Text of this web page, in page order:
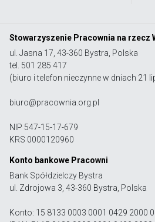
Stowarzyszenie Pracownia na rzecz
ul. Jasna 17, 43-360 Bystra, Polska
tel. 501 285 417
(biuro i telefon nieczynne w dniach 21
biuro@pracownia.org.pl
NIP 547-15-17-679
KRS 0000120960
Konto bankowe Pracowni
Bank Spółdzielczy Bystra
ul. Zdrojowa 3, 43-360 Bystra, Polska
Konto: 15 8133 0003 0001 0429 2000